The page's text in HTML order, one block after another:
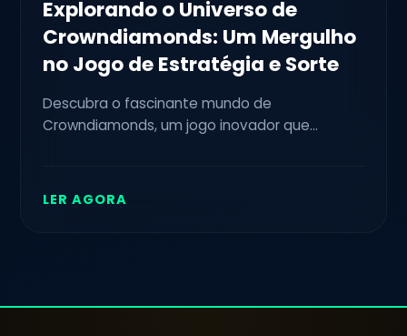
Explorando o Universo de
Crowndiamonds: Um Mergulho
no Jogo de Estratégia e Sorte
Descubra o fascinante mundo de
Crowndiamonds, um jogo inovador que
regras, mecânicas e como ele se relaciona
LER AGORA